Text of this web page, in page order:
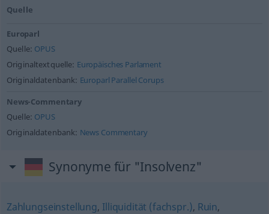
Quelle
Europarl
Quelle: OPUS
Originaltextquelle: Europäisches Parlament
Originaldatenbank: Europarl Parallel Corups
News-Commentary
Quelle: OPUS
Originaldatenbank: News Commentary
Synonyme für "Insolvenz"
Zahlungseinstellung, Illiquidität (fachspr.), Ruin,